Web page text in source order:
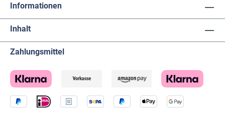
Informationen
Inhalt
Zahlungsmittel